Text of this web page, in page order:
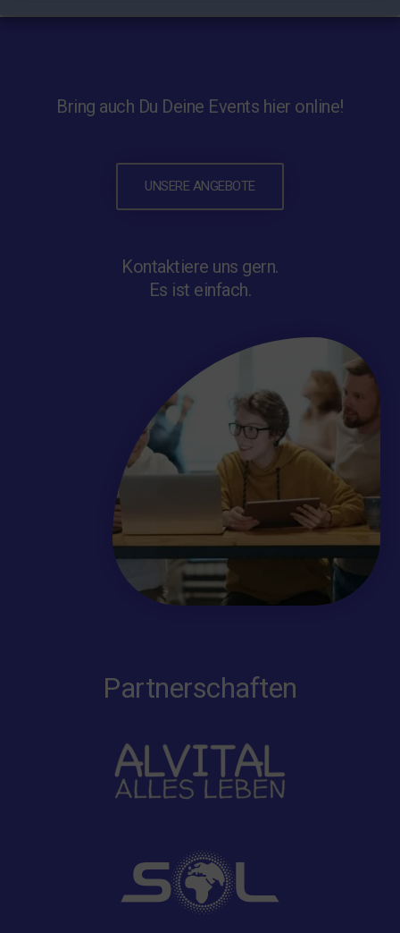
Bring auch Du Deine Events hier online!
UNSERE ANGEBOTE
Kontaktiere uns gern.
Es ist einfach.
Partnerschaften